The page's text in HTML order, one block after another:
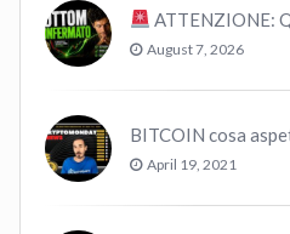
ATTENZIONE: QUESTO
August 7, 2026
April 19, 2021